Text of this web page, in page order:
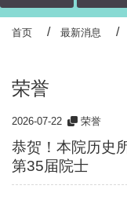
首页 最新消息
荣誉
2026-07-22 荣誉
恭贺！本院历史
第35届院士